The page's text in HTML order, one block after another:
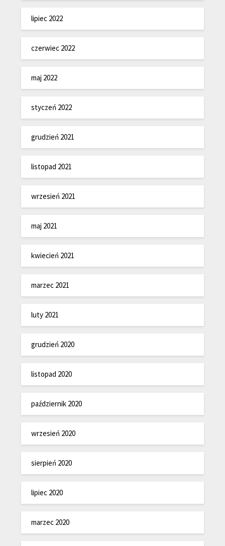
lipiec 2022
czerwiec 2022
maj 2022
styczeń 2022
grudzień 2021
listopad 2021
wrzesień 2021
maj 2021
kwiecień 2021
marzec 2021
luty 2021
grudzień 2020
listopad 2020
październik 2020
wrzesień 2020
sierpień 2020
lipiec 2020
marzec 2020